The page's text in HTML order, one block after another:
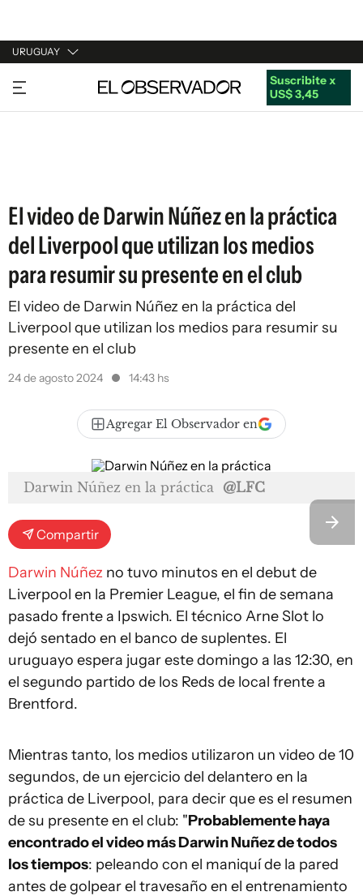
URUGUAY
URUGUAY
ARGENTINA
Suscribite x
US$ 3,45
El video de Darwin Núñez en la práctica
del Liverpool que utilizan los medios
para resumir su presente en el club
El video de Darwin Núñez en la práctica del
Liverpool que utilizan los medios para resumir su
presente en el club
24 de agosto 2024 14:43 hs
Agregar El Observador en
Darwin Núñez en la práctica @LFC
Compartir
Darwin Núñez no tuvo minutos en el debut de
Liverpool en la Premier League, el fin de semana
pasado frente a Ipswich. El técnico Arne Slot lo
dejó sentado en el banco de suplentes. El
uruguayo espera jugar este domingo a las 12:30, en
el segundo partido de los Reds de local frente a
Brentford.
Mientras tanto, los medios utilizaron un video de 10
segundos, de un ejercicio del delantero en la
práctica de Liverpool, para decir que es el resumen
de su presente en el club: "Probablemente haya
encontrado el video más Darwin Nuñez de todos
los tiempos: peleando con el maniquí de la pared
antes de golpear el travesaño en el entrenamiento